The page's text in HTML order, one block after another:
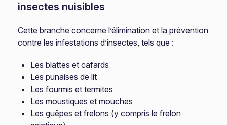
insectes nuisibles
Cette branche concerne l’élimination et la prévention
contre les infestations d’insectes, tels que :
Les blattes et cafards
Les punaises de lit
Les fourmis et termites
Les moustiques et mouches
Les guêpes et frelons (y compris le frelon